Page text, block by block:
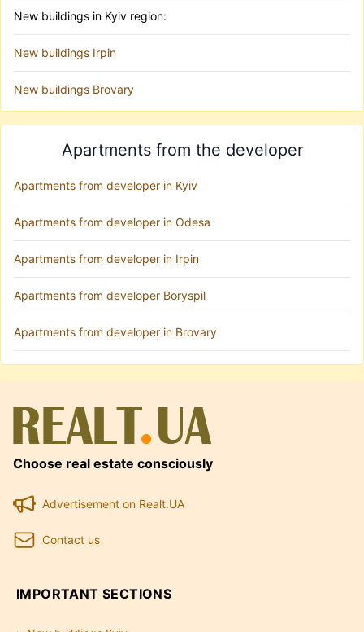
New buildings in Kyiv region:
New buildings Irpin
New buildings Brovary
Apartments from the developer
Apartments from developer in Kyiv
Apartments from developer in Odesa
Apartments from developer in Irpin
Apartments from developer Boryspil
Apartments from developer in Brovary
Choose real estate consciously
Advertisement on Realt.UA
Contact us
IMPORTANT SECTIONS